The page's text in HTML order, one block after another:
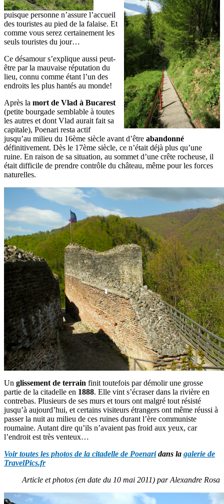
puisque personne n’assure l’accueil
des touristes au pied de la falaise. Et
comme vous serez certainement les
seuls touristes du jour…
Ce désamour s’explique aussi peut-
être par la mauvaise réputation du
lieu, connu comme étant l’un des
endroits les plus hantés au monde!
Après la mort de Vlad à Bucarest
(petite bourgade semblable à toutes
les autres et dont Vlad aurait fait sa
capitale), Poenari resta actif
jusqu’au milieu du 16ème siècle avant d’être abandonné
définitivement. Dès le 17ème siècle, ce n’était déjà plus qu’une
ruine. En raison de sa situation, au sommet d’une crête rocheuse, il
était difficile de prendre contrôle du château, même pour les forces
naturelles.
Un glissement de terrain finit toutefois par démolir une grosse
partie de la citadelle en 1888. Elle vint s’écraser dans la rivière en
contrebas. Plusieurs de ses murs et tours ont malgré tout résisté
jusqu’à aujourd’hui, et certains visiteurs étrangers ont même réussi à
passer la nuit au milieu de ces ruines durant l’ère communiste
roumaine. Autant dire qu’ils n’avaient pas froid aux yeux, car
l’endroit est très venteux…
Voir toutes les photos de la citadelle de Poenaridans la galerie de
TravelPics.fr
Article et photos (en date du 10 mai 2011) par Alexandre Rosa